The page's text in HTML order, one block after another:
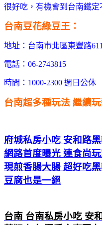
很好吃，有機會到台南鐵定
台南豆花綠豆王：
地址：台南市北區東豐路
電話：06-2743815
時間：1000-2300 週日公休
台南超多種玩法 繼續玩
府城私房小吃 安和路
網路首度曝光 連食尚
現煎香腸大腸 超好吃
豆腐也是一絕
台南 台南私房小吃 安